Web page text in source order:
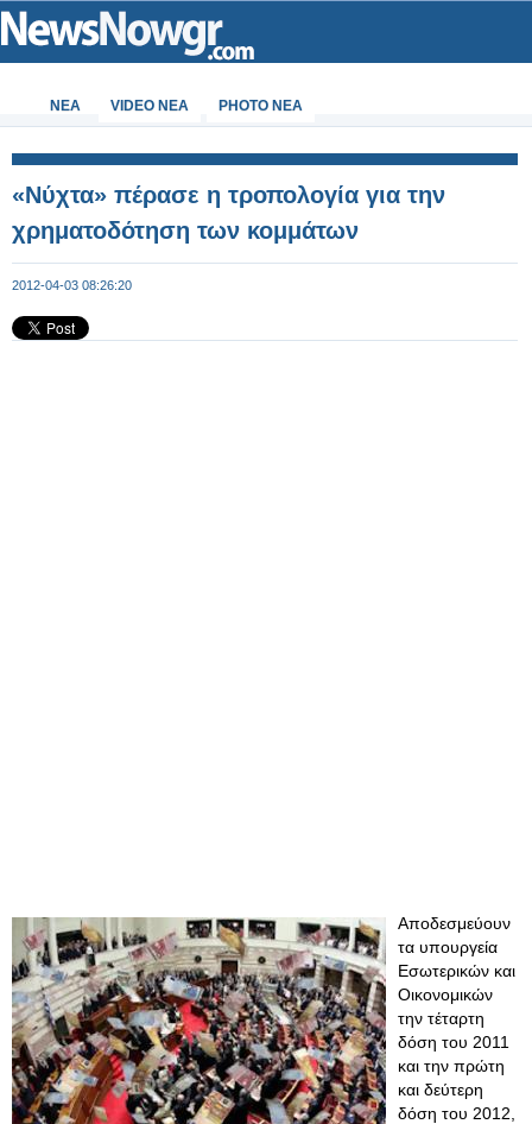
ΝΕΑ VIDEO NEA PHOTO NEA
«Νύχτα» πέρασε η τροπολογία για την
χρηματοδότηση των κομμάτων
2012-04-03 08:26:20
Αποδεσμεύουν
τα υπουργεία
Εσωτερικών και
Οικονομικών
την τέταρτη
δόση του 2011
και την πρώτη
και δεύτερη
δόση του 2012,